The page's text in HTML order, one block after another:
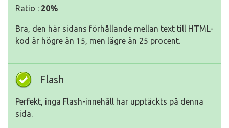
Ratio : 20%
Bra, den här sidans förhållande mellan text till HTML-
kod är högre än 15, men lägre än 25 procent.
Flash
Perfekt, inga Flash-innehåll har upptäckts på denna
sida.